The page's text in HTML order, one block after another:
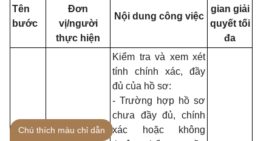
Tên
bước
Đơn
vị/người
thực hiện
Nội dung công việc
gian giải
quyết tối
đa
Kiểm tra và xem xét
tính chính xác, đầy
đủ của hồ sơ:
- Trường hợp hồ sơ
chưa đầy đủ, chính
xác hoặc không
Chú thích màu chỉ dẫn